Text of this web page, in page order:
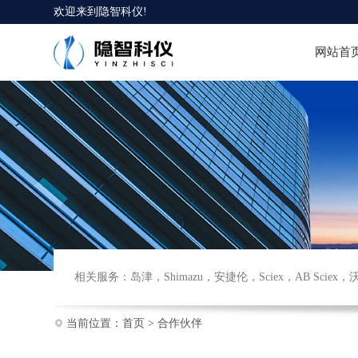
欢迎来到 隐智科仪!
网站首
相关服务： 岛津 ， Shimazu ，安捷伦 ， Sciex ，AB Sciex ，
当前位置： 首页 > 合作伙伴